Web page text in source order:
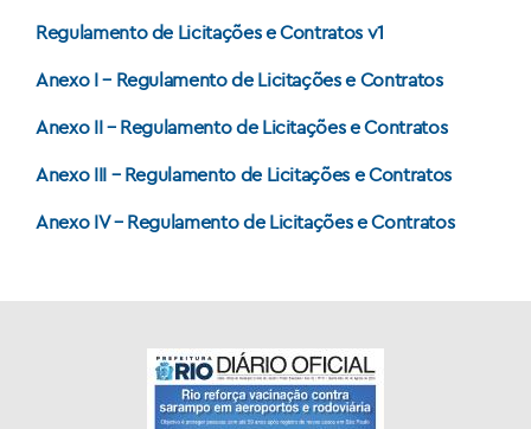
Regulamento de Licitações e Contratos v1
Anexo I – Regulamento de Licitações e Contratos
Anexo II – Regulamento de Licitações e Contratos
Anexo III – Regulamento de Licitações e Contratos
Anexo IV – Regulamento de Licitações e Contratos